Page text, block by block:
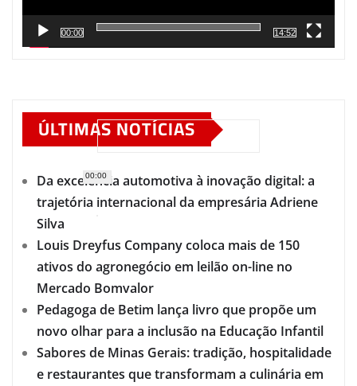
00:00
00:00
14:52
ÚLTIMAS NOTÍCIAS
Da excelência automotiva à inovação digital: a
trajetória internacional da empresária Adriene
Silva
Louis Dreyfus Company coloca mais de 150
ativos do agronegócio em leilão on-line no
Mercado Bomvalor
Pedagoga de Betim lança livro que propõe um
novo olhar para a inclusão na Educação Infantil
Sabores de Minas Gerais: tradição, hospitalidade
e restaurantes que transformam a culinária em